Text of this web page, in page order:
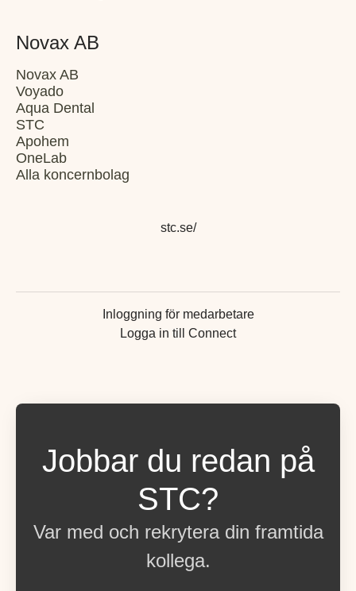
Novax AB
Novax AB
Voyado
Aqua Dental
STC
Apohem
OneLab
Alla koncernbolag
stc.se/
Inloggning för medarbetare
Logga in till Connect
Jobbar du redan på
STC?
Var med och rekrytera din framtida
kollega.